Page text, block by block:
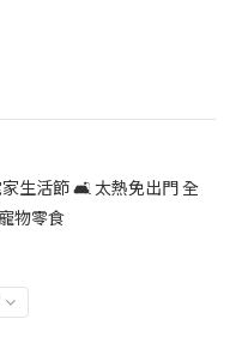
生活節 🛋️ 太熱免出門 全
物零食